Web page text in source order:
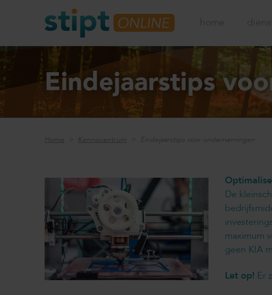
home
Eindejaarstips
Home Kenniscentrum Eindejaarstips voor ondernemingen
De
maximum
geen KIA
Let op! Er